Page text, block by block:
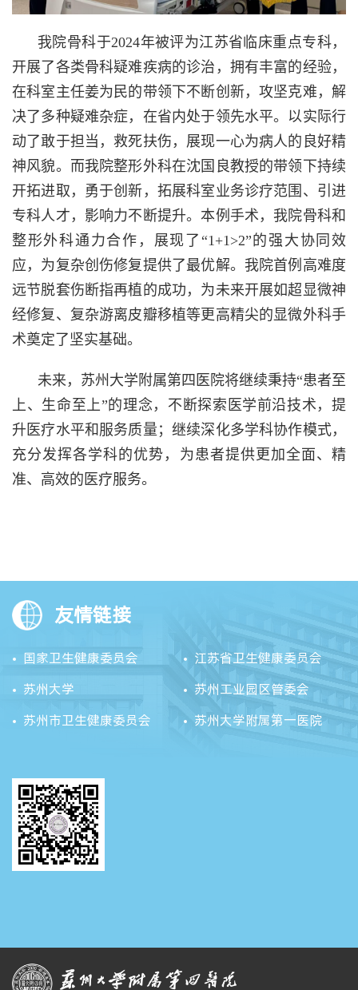
我院骨科于2024年被评为江苏省临床重点专科，
开展了各类骨科疑难疾病的诊治，拥有丰富的经验，
在科室主任姜为民的带领下不断创新，攻坚克难，解
决了多种疑难杂症，在省内处于领先水平。以实际行
动了敢于担当，救死扶伤，展现一心为病人的良好精
神风貌。而我院整形外科在沈国良教授的带领下持续
开拓进取，勇于创新，拓展科室业务诊疗范围、引进
专科人才，影响力不断提升。本例手术，我院骨科和
整形外科通力合作，展现了“1+1>2”的强大协同效
应，为复杂创伤修复提供了最优解。我院首例高难度
远节脱套伤断指再植的成功，为未来开展如超显微神
经修复、复杂游离皮瓣移植等更高精尖的显微外科手
术奠定了坚实基础。
未来，苏州大学附属第四医院将继续秉持“患者至
上、生命至上”的理念，不断探索医学前沿技术，提
升医疗水平和服务质量；继续深化多学科协作模式，
充分发挥各学科的优势，为患者提供更加全面、精
准、高效的医疗服务。
友情链接
国家卫生健康委员会
江苏省卫生健康委员会
苏州大学
苏州工业园区管委会
苏州市卫生健康委员会
苏州大学附属第一医院